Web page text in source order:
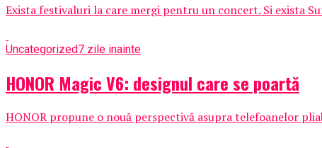
Exista festivaluri la care mergi pentru un concert. Si exista
Uncategorized7 zile inainte
HONOR Magic V6: designul care se poartă
HONOR propune o nouă perspectivă asupra telefoanelor